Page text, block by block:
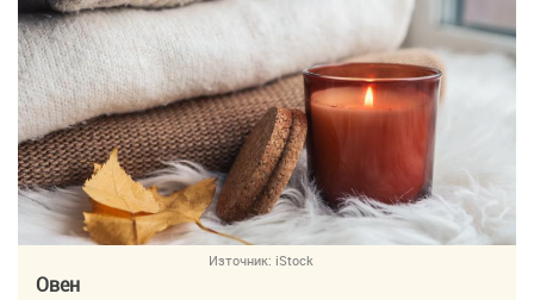
Източник: iStock
Овен